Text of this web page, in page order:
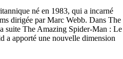
né en 1983, qui a incarné
dirigée par Marc Webb. Dans The
suite The Amazing Spider-Man : Le
a apporté une nouvelle dimension